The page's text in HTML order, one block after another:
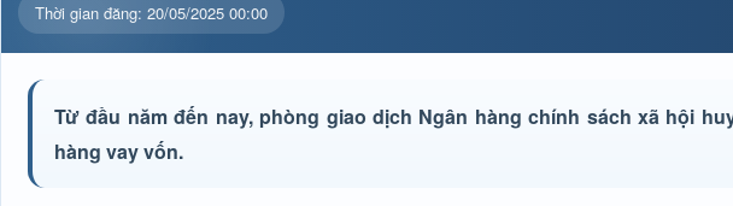
Thời gian đăng: 20/05/2025 00:00
Từ đầu năm đến nay, phòng giao dịch Ngân hàng chính sách xã hội
hàng vay vốn.